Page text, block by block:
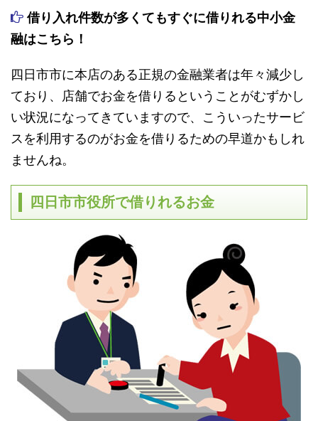
借り入れ件数が多くてもすぐに借りれる中小金
融はこちら！
四日市市に本店のある正規の金融業者は年々減少し
ており、店舗でお金を借りるということがむずかし
い状況になってきていますので、こういったサービ
スを利用するのがお金を借りるための早道かもしれ
ませんね。
四日市市役所で借りれるお金